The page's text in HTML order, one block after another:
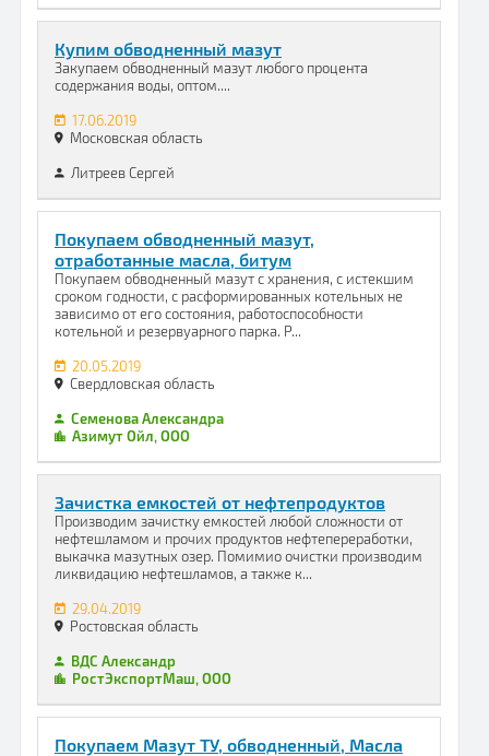
Купим обводненный мазут
Закупаем обводненный мазут любого процента
содержания воды, оптом....
17.06.2019
Московская область
Литреев Сергей
Покупаем обводненный мазут,
отработанные масла, битум
Покупаем обводненный мазут с хранения, с истекшим
сроком годности, с расформированных котельных не
зависимо от его состояния, работоспособности
котельной и резервуарного парка. Р...
20.05.2019
Свердловская область
Семенова Александра
Азимут Ойл, ООО
Зачистка емкостей от нефтепродуктов
Производим зачистку емкостей любой сложности от
нефтешламом и прочих продуктов нефтепереработки,
выкачка мазутных озер. Помимио очистки производим
ликвидацию нефтешламов, а также к...
29.04.2019
Ростовская область
ВДС Александр
РостЭкспортМаш, ООО
Покупаем Мазут ТУ, обводненный, Масла